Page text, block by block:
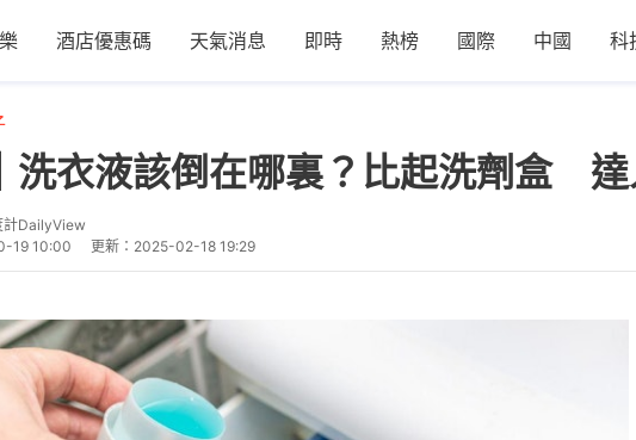
酒店優惠碼 天氣消息 即時 熱榜 國際 中國 科
洗衣液該倒在哪裏？比起洗劑盒
計DailyView
19 10:00 更新： 2025-02-18 19:29